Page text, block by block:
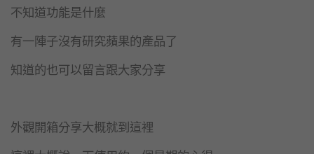
不知道功能是什麼
有一陣子沒有研究蘋果的產品了
知道的也可以留言跟大家分享
外觀開箱分享大概就到這裡